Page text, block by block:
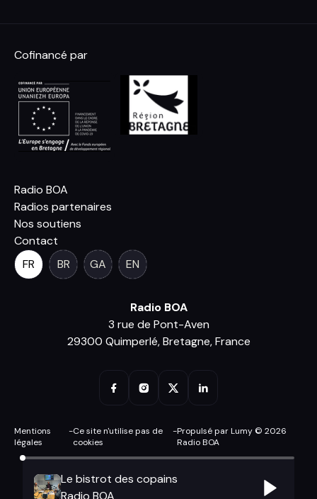
Cofinancé par
Radio BOA
Radios partenaires
Nos soutiens
Contact
FR
BR GA EN
Radio BOA
3 rue de Pont-Aven
29300 Quimperlé, Bretagne, France
Mentions
légales
-Ce site n'utilise pas de
cookies
-Propulsé par Lumy © 2026
Radio BOA
Le bistrot des copains
Radio BOA